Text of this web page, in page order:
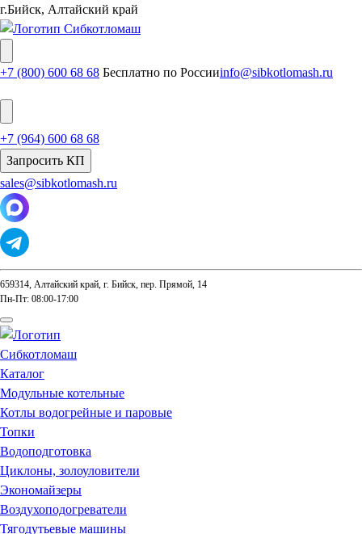
г.Бийск, Алтайский край
+7 (800) 600 68 68 Бесплатно по Россииinfo@sibkotlomash.ru
+7 (964) 600 68 68
Запросить КП
sales@sibkotlomash.ru
659314, Алтайский край, г. Бийск, пер. Прямой, 14
Пн-Пт: 08:00-17:00
Каталог
Модульные котельные
Котлы водогрейные и паровые
Топки
Водоподготовка
Циклоны, золоуловители
Экономайзеры
Воздухоподогреватели
Тягодутьевые машины